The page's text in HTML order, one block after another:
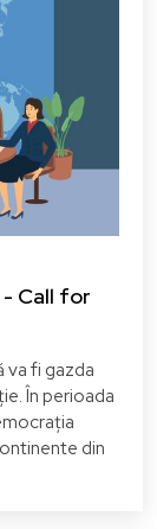
Call for
va fi gazda
În perioada
din